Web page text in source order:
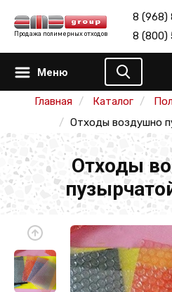
Продажа полимерных отходов
8 (968)
8 (800)
Меню
Главная Каталог
Отходы воздушно
Отходы